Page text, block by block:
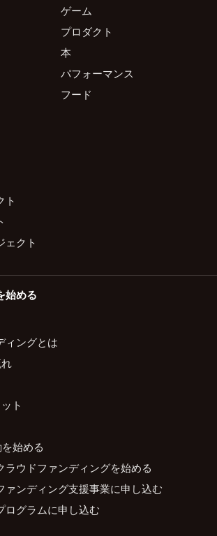
ゲーム
プロダクト
本
パフォーマンス
フード
ト
ェクト
始める
ィングとは
ト
始める
ラウドファンディングを始める
ァンディング支援事業に申し込む
ログラムに申し込む